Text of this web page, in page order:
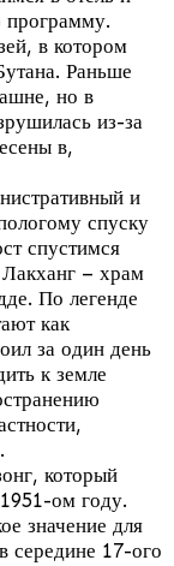
в котором
Раньше
но в
из-за
в,
и
спуску
спустимся
– храм
По легенде
как
за один день
к земле
который
ом году.
значение для
середине 17-ого